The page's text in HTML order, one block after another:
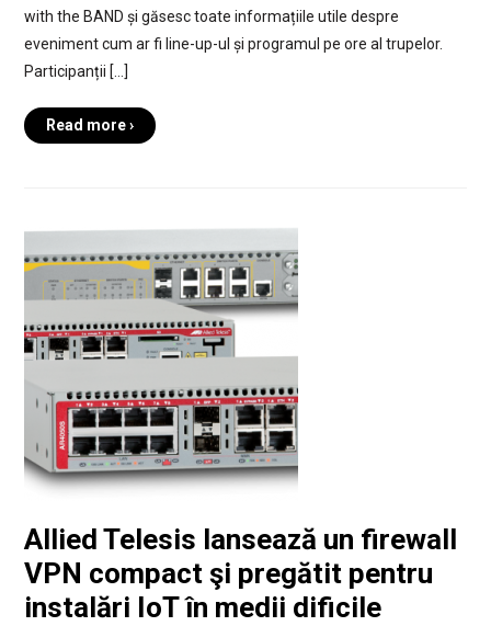
with the BAND și găsesc toate informațiile utile despre
eveniment cum ar fi line-up-ul și programul pe ore al trupelor.
Participanții […]
Read more ›
Allied Telesis lansează un firewall
VPN compact şi pregătit pentru
instalări IoT în medii dificile